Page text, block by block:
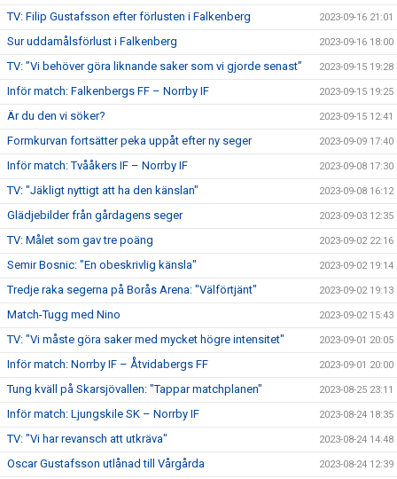
TV: Filip Gustafsson efter förlusten i Falkenberg 2023-09-16 21:01
Sur uddamålsförlust i Falkenberg 2023-09-16 18:00
TV: ”Vi behöver göra liknande saker som vi gjorde senast” 2023-09-15 19:28
Inför match: Falkenbergs FF – Norrby IF 2023-09-15 19:25
Är du den vi söker? 2023-09-15 12:41
Formkurvan fortsätter peka uppåt efter ny seger 2023-09-09 17:40
Inför match: Tvååkers IF – Norrby IF 2023-09-08 17:30
TV: "Jäkligt nyttigt att ha den känslan" 2023-09-08 16:12
Glädjebilder från gårdagens seger 2023-09-03 12:35
TV: Målet som gav tre poäng 2023-09-02 22:16
Semir Bosnic: "En obeskrivlig känsla" 2023-09-02 19:14
Tredje raka segerna på Borås Arena: "Välförtjänt" 2023-09-02 19:13
Match-Tugg med Nino 2023-09-02 15:43
TV: "Vi måste göra saker med mycket högre intensitet" 2023-09-01 20:05
Inför match: Norrby IF – Åtvidabergs FF 2023-09-01 20:00
Tung kväll på Skarsjövallen: "Tappar matchplanen" 2023-08-25 23:11
Inför match: Ljungskile SK – Norrby IF 2023-08-24 18:35
TV: "Vi har revansch att utkräva" 2023-08-24 14:48
Oscar Gustafsson utlånad till Vårgårda 2023-08-24 12:39